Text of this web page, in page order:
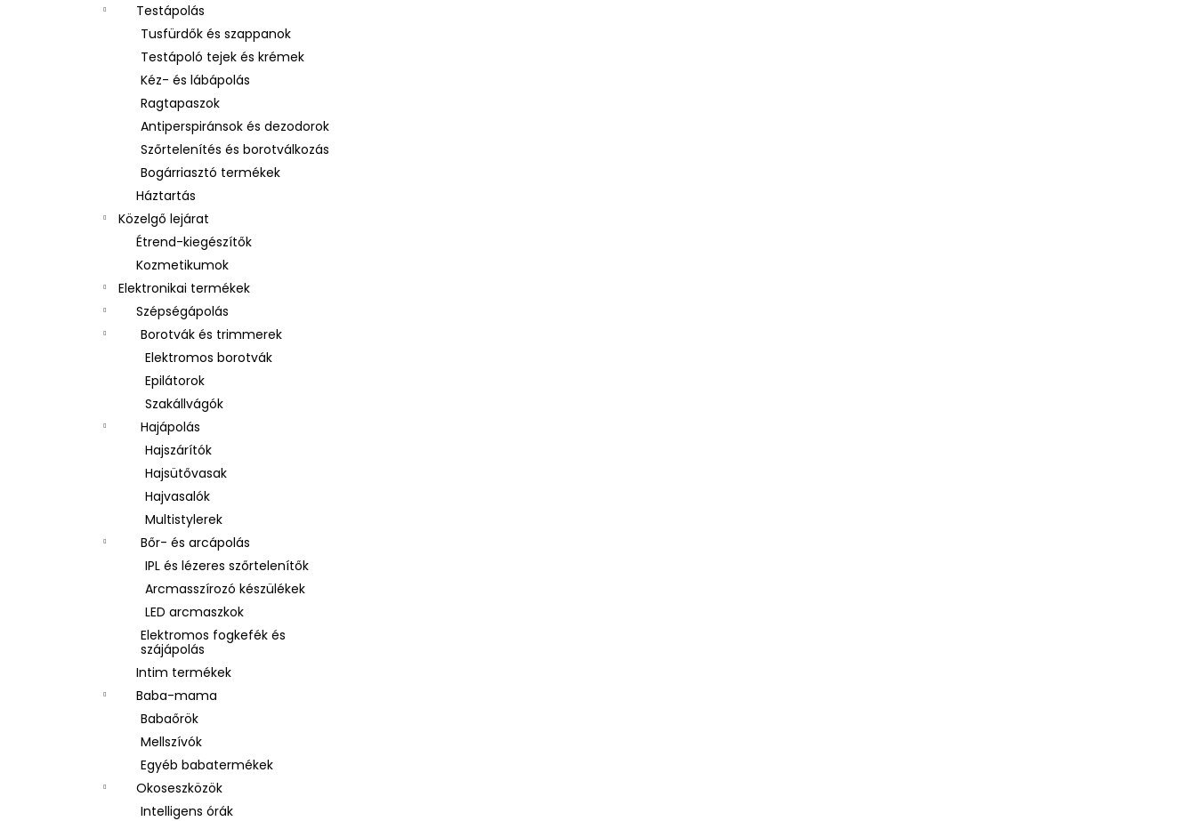
Testápolás
Tusfürdők és szappanok
Testápoló tejek és krémek
Kéz- és lábápolás
Ragtapaszok
Antiperspiránsok és dezodorok
Szőrtelenítés és borotválkozás
Bogárriasztó termékek
Háztartás
Közelgő lejárat
Étrend-kiegészítők
Kozmetikumok
Elektronikai termékek
Szépségápolás
Borotvák és trimmerek
Elektromos borotvák
Epilátorok
Szakállvágók
Hajápolás
Hajszárítók
Hajsütővasak
Hajvasalók
Multistylerek
Bőr- és arcápolás
IPL és lézeres szőrtelenítők
Arcmasszírozó készülékek
LED arcmaszkok
Elektromos fogkefék és
szájápolás
Intim termékek
Baba-mama
Babaőrök
Mellszívók
Egyéb babatermékek
Okoseszközök
Intelligens órák